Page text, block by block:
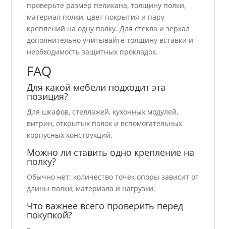
проверьте размер пеликана, толщину полки,
материал полки, цвет покрытия и пару
креплений на одну полку. Для стекла и зеркал
дополнительно учитывайте толщину вставки и
необходимость защитных прокладок.
FAQ
Для какой мебели подходит эта
позиция?
Для шкафов, стеллажей, кухонных модулей,
витрин, открытых полок и вспомогательных
корпусных конструкций.
Можно ли ставить одно крепление на
полку?
Обычно нет: количество точек опоры зависит от
длины полки, материала и нагрузки.
Что важнее всего проверить перед
покупкой?